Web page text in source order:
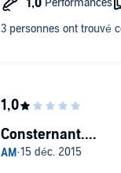
Consternant....